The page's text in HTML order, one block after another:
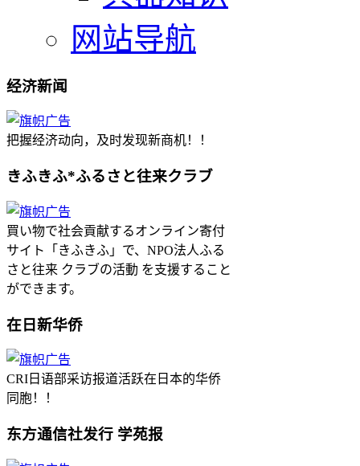
网站导航
经济新闻
把握经济动向，及时发现新商机！！
きふきふ*ふるさと往来クラブ
買い物で社会貢献するオンライン寄付
サイト「きふきふ」で、NPO法人ふる
さと往来 クラブの活動 を支援すること
ができます。
在日新华侨
CRI日语部采访报道活跃在日本的华侨
同胞！！
东方通信社发行 学苑报